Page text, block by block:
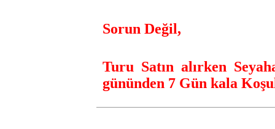
Sorun Değil,
Turu Satın alırken
gününden 7 Gün kala